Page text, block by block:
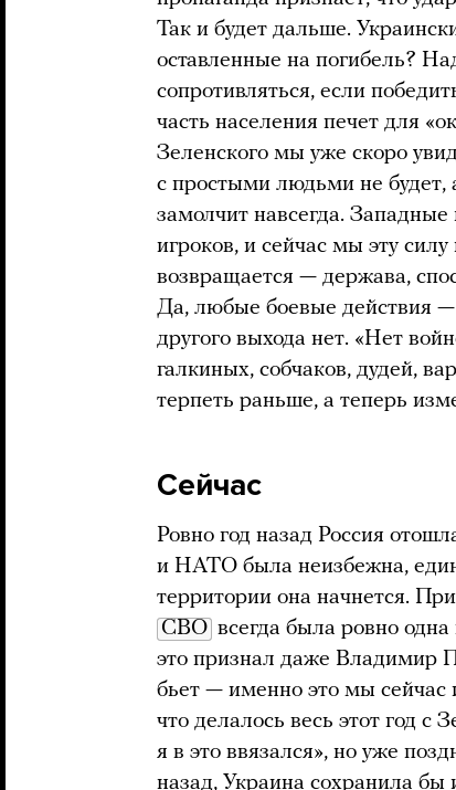
Так и будет дальше.
оставленные на погибель?
сопротивляться, если
часть населения печет для
Зеленского мы уже скоро
с простыми людьми не будет,
замолчит навсегда.
игроков, и сейчас мы эту
возвращается — держава,
Да, любые боевые действия —
другого выхода нет. «Нет
галкиных, собчаков, дудей,
терпеть раньше, а теперь
Сейчас
Ровно год назад Россия
и НАТО была неизбежна,
территории она начнется.
СВО всегда была ровно
это признал даже Владимир
бьет — именно это мы
что делалось весь этот год
я в это ввязался», но уже
назад, Украина сохранила бы